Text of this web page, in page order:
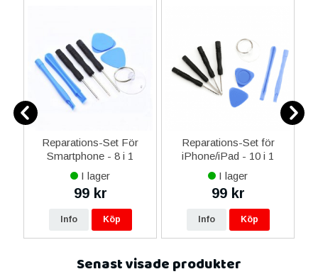
Reparations-Set För
Smartphone - 8 i 1
I lager
99 kr
Info Köp
Reparations-Set för
iPhone/iPad - 10 i 1
I lager
99 kr
Info Köp
Senast visade produkter